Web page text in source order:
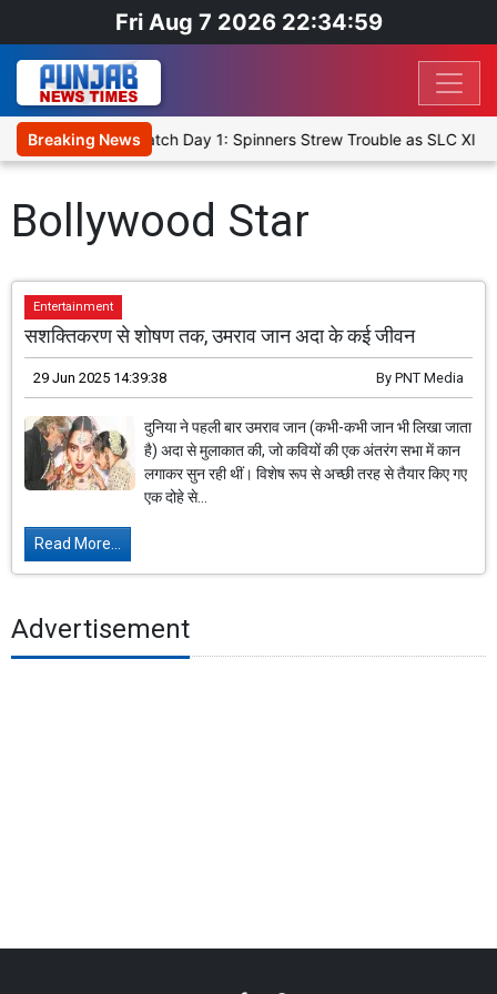
Fri Aug 7 2026 22:34:59
Breaking News
XI, Warm-Up Match Day 1: Spinners Strew Trouble as SLC XI
Bollywood Star
Entertainment
सशक्तिकरण से शोषण तक, उमराव जान अदा के कई जीवन
29 Jun 2025 14:39:38 By PNT Media
दुनिया ने पहली बार उमराव जान (कभी-कभी जान भी लिखा जाता
है) अदा से मुलाकात की, जो कवियों की एक अंतरंग सभा में कान
लगाकर सुन रही थीं। विशेष रूप से अच्छी तरह से तैयार किए गए
एक दोहे से...
Read More...
Advertisement